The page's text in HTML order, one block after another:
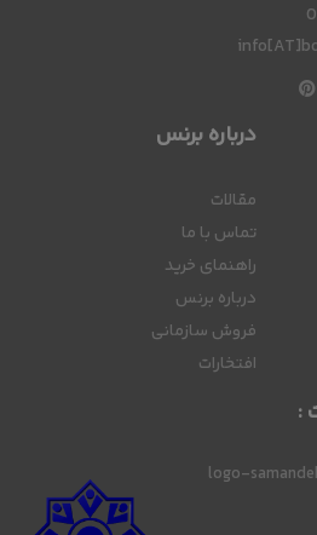
درباره برنس
مقالات
تماس با ما
راهنمای خرید
درباره برنس
فروش سازمانی
افتخارات
: